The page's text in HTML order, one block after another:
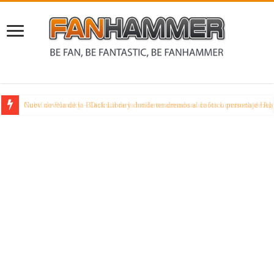
Cubil de Pumuky – Disfruta de la brillante armadura de los Lumineth de